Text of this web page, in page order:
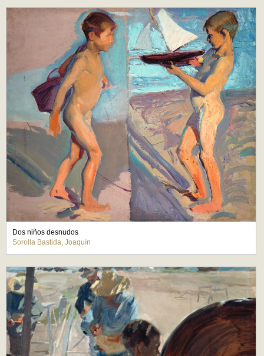
Dos niños desnudos
Sorolla Bastida, Joaquín